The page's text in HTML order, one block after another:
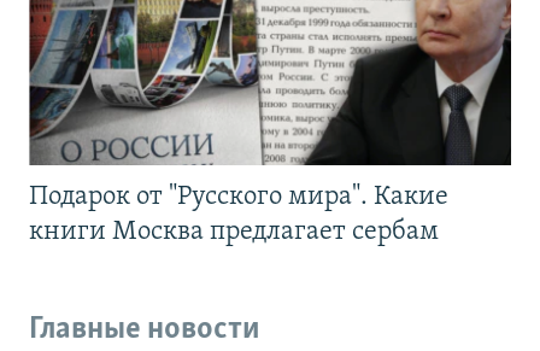
Подарок от "Русского мира". Какие
книги Москва предлагает сербам
Главные новости